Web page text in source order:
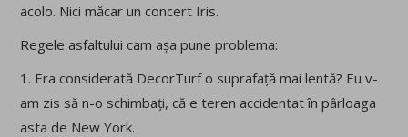
acolo. Nici măcar un concert Iris.
Regele asfaltului cam așa pune problema:
1. Era considerată DecorTurf o suprafață mai lentă? Eu v-
am zis să n-o schimbați, că e teren accidentat în pârloaga
asta de New York.